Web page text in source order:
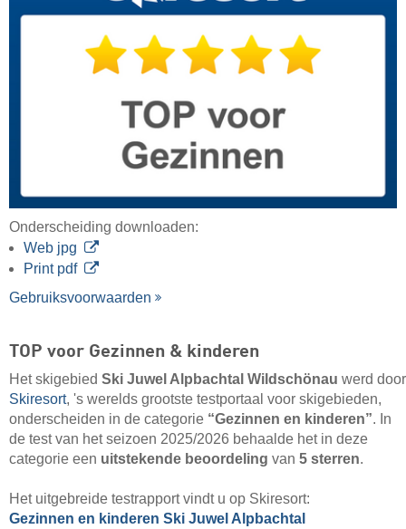
Onderscheiding downloaden:
Web jpg
Print pdf
Gebruiksvoorwaarden
TOP voor Gezinnen & kinderen
Het skigebied Ski Juwel Alpbachtal Wildschönau werd door
Skiresort, 's werelds grootste testportaal voor skigebieden,
onderscheiden in de categorie “Gezinnen en kinderen”. In
de test van het seizoen 2025/2026 behaalde het in deze
categorie een uitstekende beoordeling van 5 sterren.
Het uitgebreide testrapport vindt u op Skiresort:
Gezinnen en kinderen Ski Juwel Alpbachtal